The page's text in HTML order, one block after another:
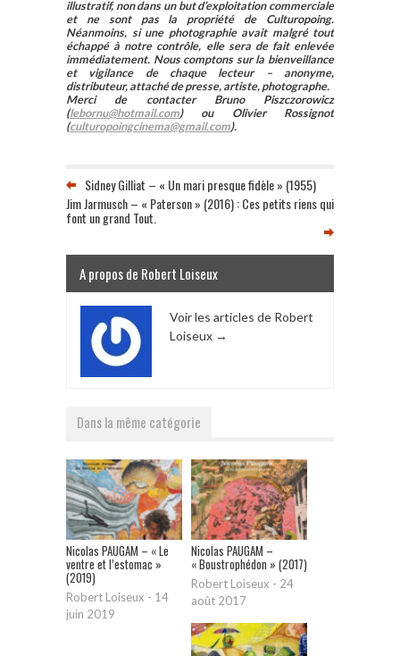
illustratif, non dans un but d’exploitation commerciale
et ne sont pas la propriété de Culturopoing.
Néanmoins, si une photographie avait malgré tout
échappé à notre contrôle, elle sera de fait enlevée
immédiatement. Nous comptons sur la bienveillance
et vigilance de chaque lecteur – anonyme,
distributeur, attaché de presse, artiste, photographe.
Merci de contacter Bruno Piszczorowicz
(lebornu@hotmail.com) ou Olivier Rossignot
(culturopoingcinema@gmail.com).
Sidney Gilliat – « Un mari presque fidèle » (1955)
Jim Jarmusch – « Paterson » (2016) : Ces petits riens qui
font un grand Tout.
A propos de Robert Loiseux
Voir les articles de Robert
Loiseux →
Dans la même catégorie
Nicolas PAUGAM – « Le
ventre et l’estomac »
(2019)
Robert Loiseux - 14
juin 2019
Nicolas PAUGAM –
« Boustrophédon » (2017)
Robert Loiseux - 24
août 2017